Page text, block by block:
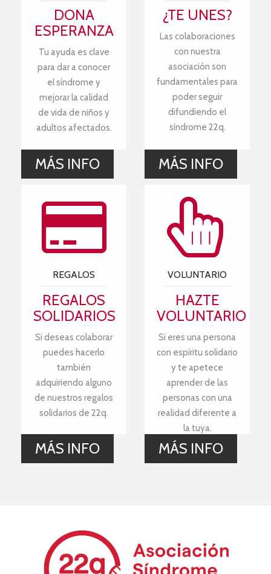
DONA
ESPERANZA
Tu ayuda es clave
para dar a conocer
el síndrome y
mejorar la calidad
de vida de niños y
adultos afectados.
MÁS INFO
¿TE UNES?
Las colaboraciones
con nuestra
asociación son
fundamentales para
poder seguir
difundiendo el
síndrome 22q.
MÁS INFO
REGALOS
REGALOS
SOLIDARIOS
Si deseas colaborar
puedes hacerlo
también
adquiriendo alguno
de nuestros regalos
solidarios de 22q.
MÁS INFO
VOLUNTARIO
HAZTE
VOLUNTARIO
Si eres una persona
con espíritu solidario
y te apetece
aprender de las
personas con una
realidad diferente a
la tuya.
MÁS INFO